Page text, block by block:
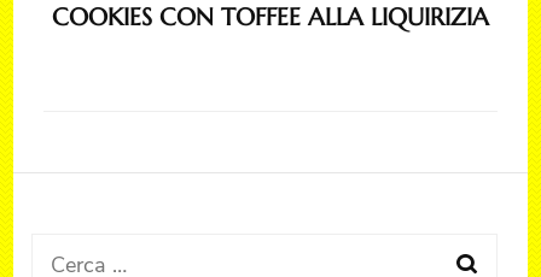
COOKIES CON TOFFEE ALLA LIQUIRIZIA
Ricerca